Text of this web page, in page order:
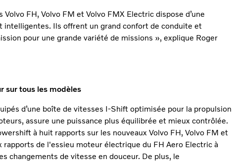
FH, Volvo FM et Volvo FMX Electric dispose d’une
intelligentes. Ils offrent un grand confort de conduite et
pour une grande variété de missions », explique Roger
sur tous les modèles
d’une boîte de vitesses I-Shift optimisée pour la propulsion
assure une puissance plus équilibrée et mieux contrôlée.
à huit rapports sur les nouveaux Volvo FH, Volvo FM et
rapports de l'essieu moteur électrique du FH Aero Electric à
changements de vitesse en douceur. De plus, le